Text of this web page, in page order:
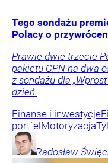
Tego sondażu
Polacy o
Prawie dwie trzecie
pakietu CPN na dwa
z sondażu dla
dzień.
Finanse i inwestycje
portfel Motoryzacja
Radosław